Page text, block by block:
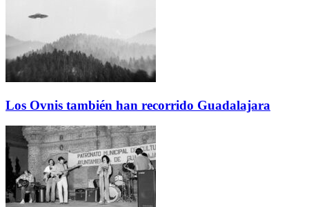
Los Ovnis también han recorrido Guadalajara